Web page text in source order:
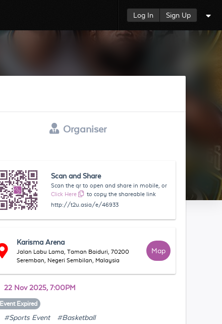
Log In Sign Up
Organiser
Scan and Share
Scan the qr to open and share in mobile, or
Click Here
to copy the shareable link
http://t2u.asia/e/46933
Karisma Arena
Jalan Labu Lama, Taman Baiduri, 70200
Seremban, Negeri Sembilan, Malaysia
Map
22 Nov 2025, 7:00PM
Event Expired
#Sports Event #Basketball